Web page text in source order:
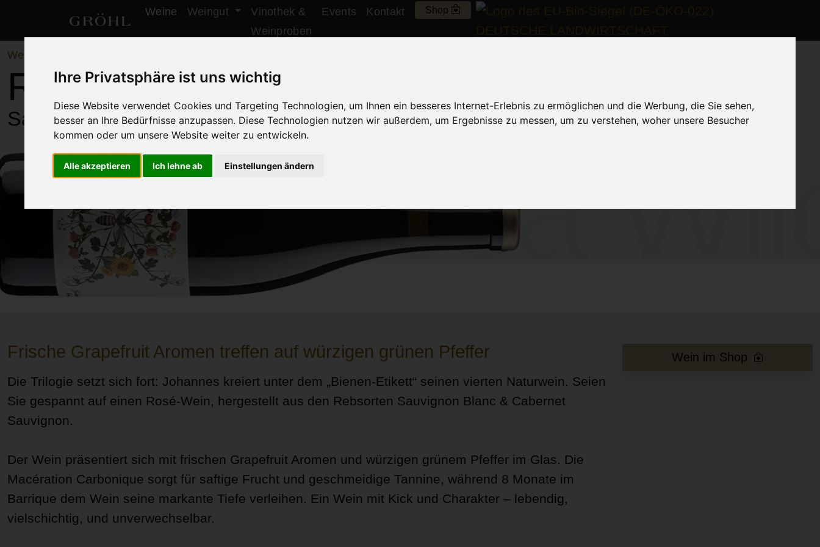
Ihre Privatsphäre ist uns wichtig
Diese Website verwendet Cookies und Targeting Technologien, um Ihnen ein besseres Internet-Erlebnis zu ermöglichen und die Werbung, die Sie sehen,
besser an Ihre Bedürfnisse anzupassen. Diese Technologien nutzen wir außerdem, um Ergebnisse zu messen, um zu verstehen, woher unsere Besucher
kommen oder um unsere Website weiter zu entwickeln.
Alle akzeptieren Ich lehne ab Einstellungen ändern
Weingut Gröhl
Weine Weingut
Vinothek &
Weinproben
Events Kontakt Shop
Weine
Rosa Wildblüte
Sauvignon Blanc & Cabernet Sauvignon –trocken
Rosa
Frische Grapefruit Aromen treffen auf würzigen grünen Pfeffer
Die Trilogie setzt sich fort: Johannes kreiert unter dem „Bienen-Etikett“ seinen vierten Naturwein. Seien
Sie gespannt auf einen Rosé-Wein, hergestellt aus den Rebsorten Sauvignon Blanc & Cabernet
Sauvignon.
Der Wein präsentiert sich mit frischen Grapefruit Aromen und würzigen grünem Pfeffer im Glas. Die
Macération Carbonique sorgt für saftige Frucht und geschmeidige Tannine, während 8 Monate im
Barrique dem Wein seine markante Tiefe verleihen. Ein Wein mit Kick und Charakter – lebendig,
vielschichtig, und unverwechselbar.
Wein im Shop